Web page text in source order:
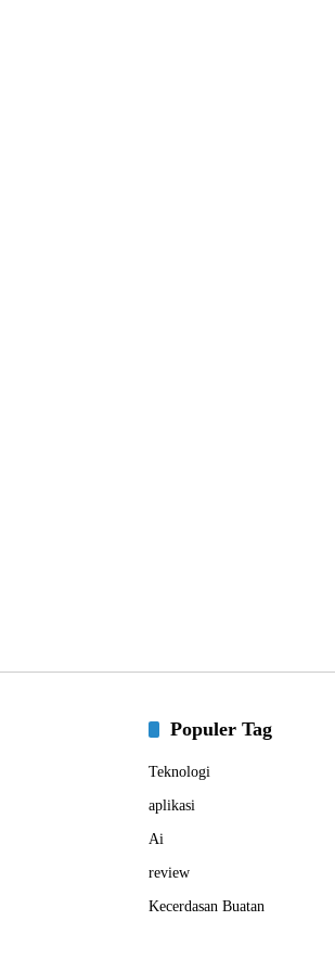
Populer Tag
Teknologi
aplikasi
Ai
review
Kecerdasan Buatan